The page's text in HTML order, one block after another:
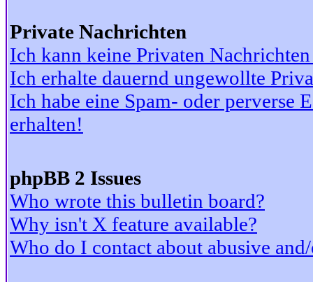
Private Nachrichten
Ich kann keine Privaten
Ich erhalte dauernd ungewollte
Ich habe eine Spam- oder perverse
erhalten!
phpBB 2 Issues
Who wrote this bulletin board?
Why isn't X feature available?
Who do I contact about abusive